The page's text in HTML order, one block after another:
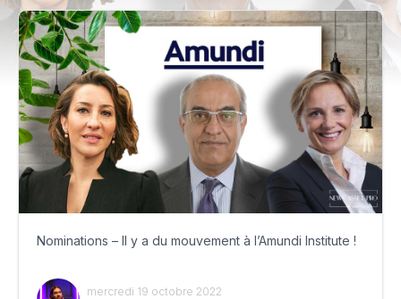
Nominations – Il y a du mouvement à l’Amundi Institute !
mercredi 19 octobre 2022